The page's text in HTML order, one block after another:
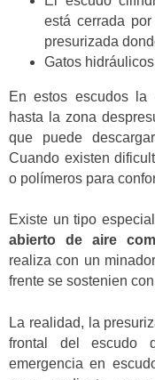
está cerrada
presurizada
Gatos
En estos escudos la
hasta la zona
que puede
Cuando existen
o polímeros para
Existe un tipo
abierto de aire
realiza con un
frente se sostenien
La realidad, la
frontal del escudo
emergencia en